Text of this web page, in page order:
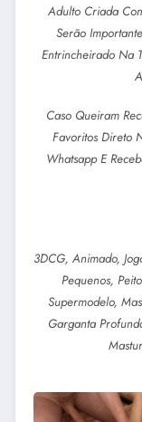
Adulto Criada
Serão
Entrincheirado Na
Caso Queiram
Favoritos Direto
Whatsapp E
3DCG, Animado,
Pequenos,
Supermodelo,
Garganta